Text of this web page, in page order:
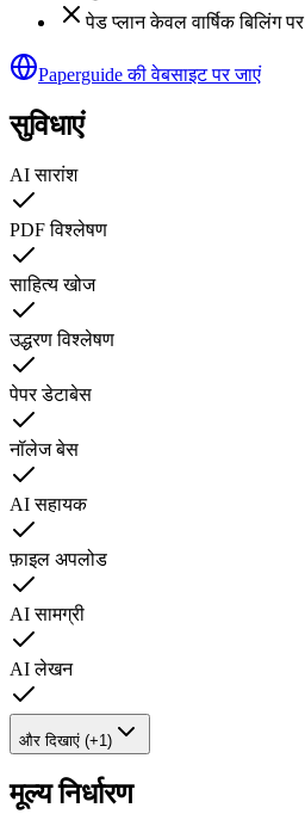
पेड प्लान केवल वार्षिक बिलिंग पर
Paperguide की वेबसाइट पर जाएं
सुविधाएं
AI सारांश
PDF विश्लेषण
साहित्य खोज
उद्धरण विश्लेषण
पेपर डेटाबेस
नॉलेज बेस
AI सहायक
फ़ाइल अपलोड
AI सामग्री
AI लेखन
और दिखाएं (+1)
मूल्य निर्धारण